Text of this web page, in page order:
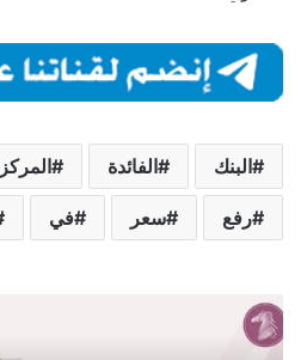
البنك الفائدة
رفع سعر في